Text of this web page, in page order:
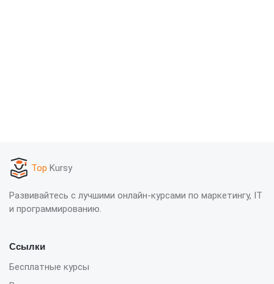
Top Kursy
Развивайтесь с лучшими онлайн-курсами по маркетингу, IT
и программированию.
Ссылки
Бесплатные курсы